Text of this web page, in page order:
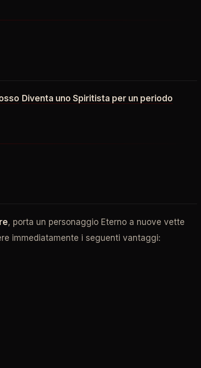
Diventa uno Spiritista per un periodo
, porta un personaggio Eterno a nuove vette
immediatamente i seguenti vantaggi: